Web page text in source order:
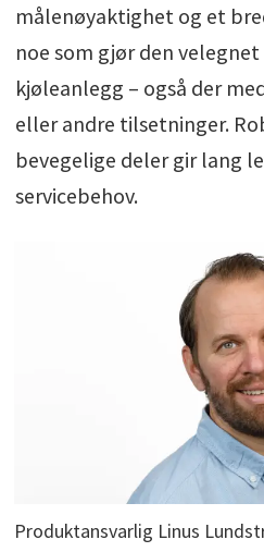
målenøyaktighet og et
noe som gjør den
kjøleanlegg – også der
eller andre tilsetninger.
bevegelige deler gir lang
servicebehov.
Produktansvarlig Linus